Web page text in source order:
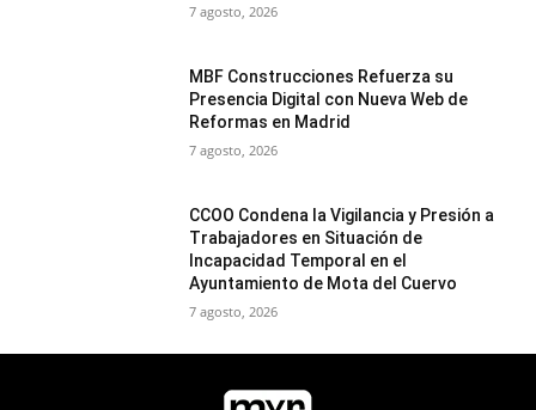
7 agosto, 2026
MBF Construcciones Refuerza su
Presencia Digital con Nueva Web de
Reformas en Madrid
7 agosto, 2026
CCOO Condena la Vigilancia y Presión a
Trabajadores en Situación de
Incapacidad Temporal en el
Ayuntamiento de Mota del Cuervo
7 agosto, 2026